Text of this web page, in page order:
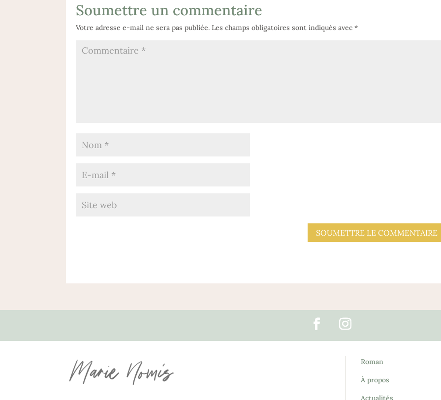
Soumettre un commentaire
Votre adresse e-mail ne sera pas publiée. Les champs obligatoires sont indiqués avec*
SOUMETTRE LE COMMENTAIRE
Roman
À propos
Actualités